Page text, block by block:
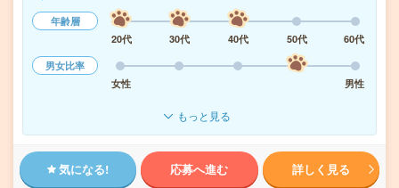
年齢層
20代
30代 40代 50代
60代
男女比率
女性
男性
もっと見る
気になる! 応募へ進む 詳しく見る